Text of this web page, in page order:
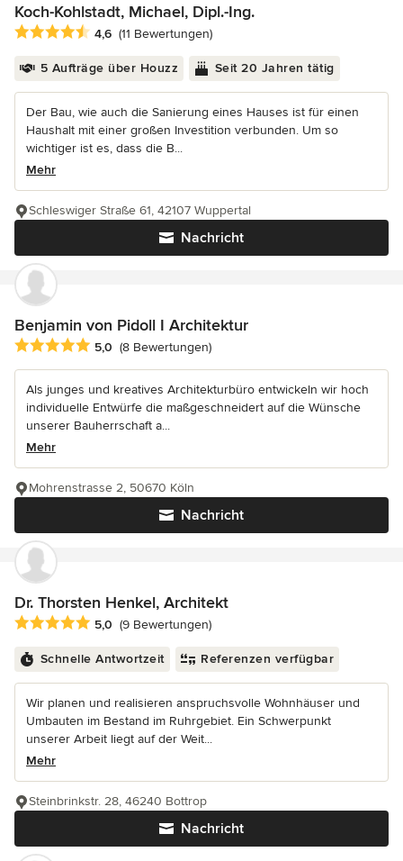
Koch-Kohlstadt, Michael, Dipl.-Ing.
Durchschnittliche Bewertung: 4.6 von 5 Sternen
4,6 (11 Bewertungen)
5 Aufträge über Houzz Seit 20 Jahren tätig
Der Bau, wie auch die Sanierung eines Hauses ist für einen
Haushalt mit einer großen Investition verbunden. Um so
wichtiger ist es, dass die B...
Mehr
Nachricht
Schleswiger Straße 61, 42107 Wuppertal
Benjamin von Pidoll I Architektur
Durchschnittliche Bewertung: 5 von 5 Sternen
5,0 (8 Bewertungen)
Als junges und kreatives Architekturbüro entwickeln wir hoch
individuelle Entwürfe die maßgeschneidert auf die Wünsche
unserer Bauherrschaft a...
Mehr
Nachricht
Mohrenstrasse 2, 50670 Köln
Dr. Thorsten Henkel, Architekt
Durchschnittliche Bewertung: 5 von 5 Sternen
5,0 (9 Bewertungen)
Schnelle Antwortzeit Referenzen verfügbar
Wir planen und realisieren anspruchsvolle Wohnhäuser und
Umbauten im Bestand im Ruhrgebiet. Ein Schwerpunkt
unserer Arbeit liegt auf der Weit...
Mehr
Nachricht
Steinbrinkstr. 28, 46240 Bottrop